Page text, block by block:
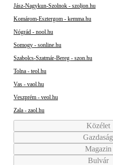
Jász-Nagykun-Szolnok - szoljon.hu
Komárom-Esztergom - kemma.hu
Nógrád - nool.hu
Somogy - sonline.hu
Szabolcs-Szatmár-Bereg - szon.hu
Tolna - teol.hu
Vas - vaol.hu
Veszprém - veol.hu
Zala - zaol.hu
Közélet
Gazdaság
Magazin
Bulvár